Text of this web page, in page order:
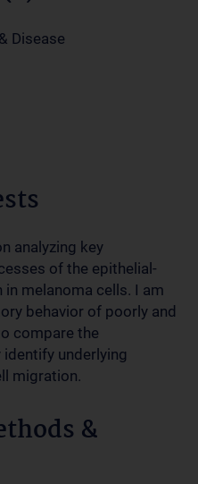
Disease
analyzing key
of the epithelial-
melanoma cells. I am
behavior of poorly and
compare the
underlying
migration.
&